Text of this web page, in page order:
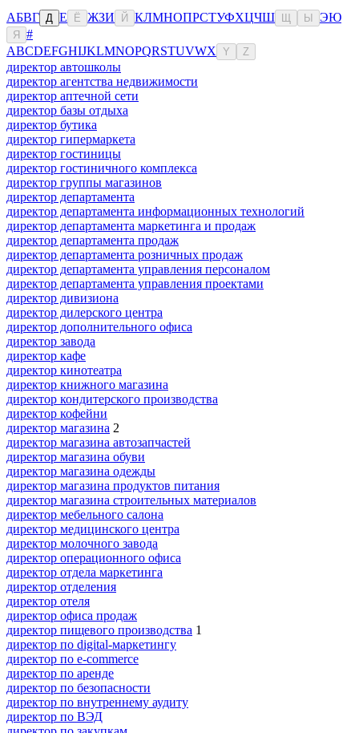
АБВГ Д Е Ё ЖЗИ Й КЛМНОПРСТУФХЦЧШ Ы ЭЮ
Я
#
ABCDEFGHIJKLMNOPQRSTUVWX Y Z
директор автошколы
директор агентства недвижимости
директор аптечной сети
директор базы отдыха
директор бутика
директор гипермаркета
директор гостиницы
директор гостиничного комплекса
директор группы магазинов
директор департамента
директор департамента информационных технологий
директор департамента маркетинга и продаж
директор департамента продаж
директор департамента розничных продаж
директор департамента управления персоналом
директор департамента управления проектами
директор дивизиона
директор дилерского центра
директор дополнительного офиса
директор завода
директор кафе
директор кинотеатра
директор книжного магазина
директор кондитерского производства
директор кофейни
директор магазина 2
директор магазина автозапчастей
директор магазина обуви
директор магазина одежды
директор магазина продуктов питания
директор магазина строительных материалов
директор мебельного салона
директор медицинского центра
директор молочного завода
директор операционного офиса
директор отдела маркетинга
директор отделения
директор отеля
директор офиса продаж
директор пищевого производства 1
директор по digital-маркетингу
директор по e-commerce
директор по аренде
директор по безопасности
директор по внутреннему аудиту
директор по ВЭД